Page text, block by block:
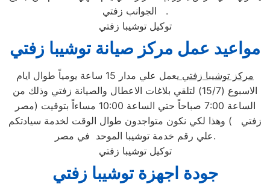
الجوانب زفتي .
توكيل توشيبا زفتي
مواعيد عمل مركز صيانة توشيبا زفتي
مركز توشيبا زفتي
يعمل علي مدار 15 ساعة يومياً طوال ايام
الاسبوع (15/7) لتلقي بلاغات الاعطال والصيانة زفتي وذلك من
الساعة 7:00 صباحاً حتي الساعة 10:00 مساءاً بتوقيت (مصر
زفتي ) وهذا لكي نكون متواجدون طوال الوقت لخدمة سيادتكم
علي رقم خدمة توشيبا الموحد في مصر.
توكيل توشيبا زفتي
جودة اجهزة توشيبا زفتي